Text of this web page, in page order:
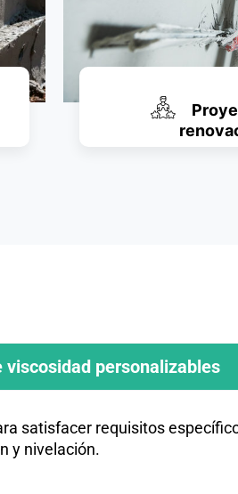
viscosidad personalizables
satisfacer requisitos
y nivelación.